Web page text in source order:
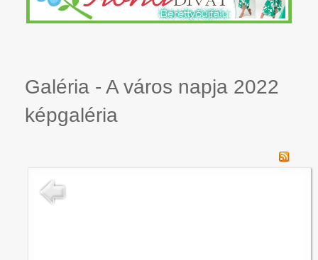
Galéria - A város napja 2022
képgaléria